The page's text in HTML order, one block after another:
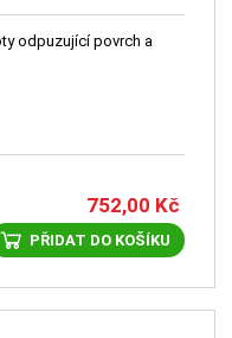
odpuzující povrch a
752,00 Kč
PŘIDAT DO KOŠÍKU